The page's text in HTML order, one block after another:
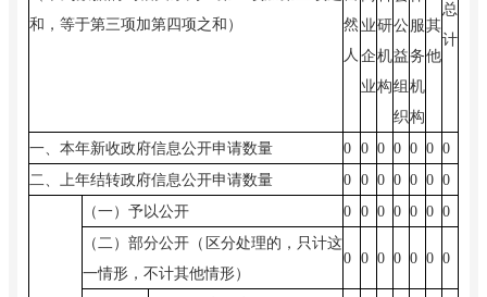
和，等于第三项加第四项之和）
然
人
总
计
业
企
业
研
机
构
公
益
组
织
服
务
机
构
其
他
一、本年新收政府信息公开申请数量 0 0 0 0 0 0 0
二、上年结转政府信息公开申请数量
0 0 0 0 0 0 0
（一）予以公开 0 0 0 0 0 0 0
（二）部分公开（区分处理的，只计这
一情形，不计其他情形）
0 0 0 0 0 0 0